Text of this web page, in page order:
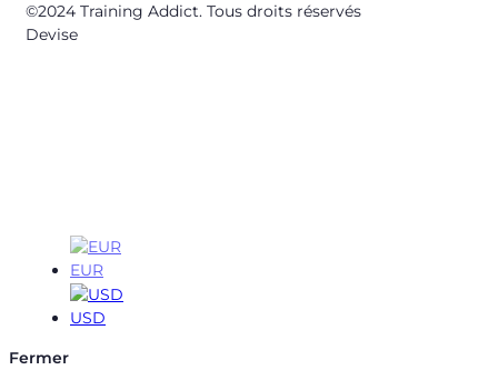
©2024 Training Addict. Tous droits réservés
Devise
EUR
USD
Fermer